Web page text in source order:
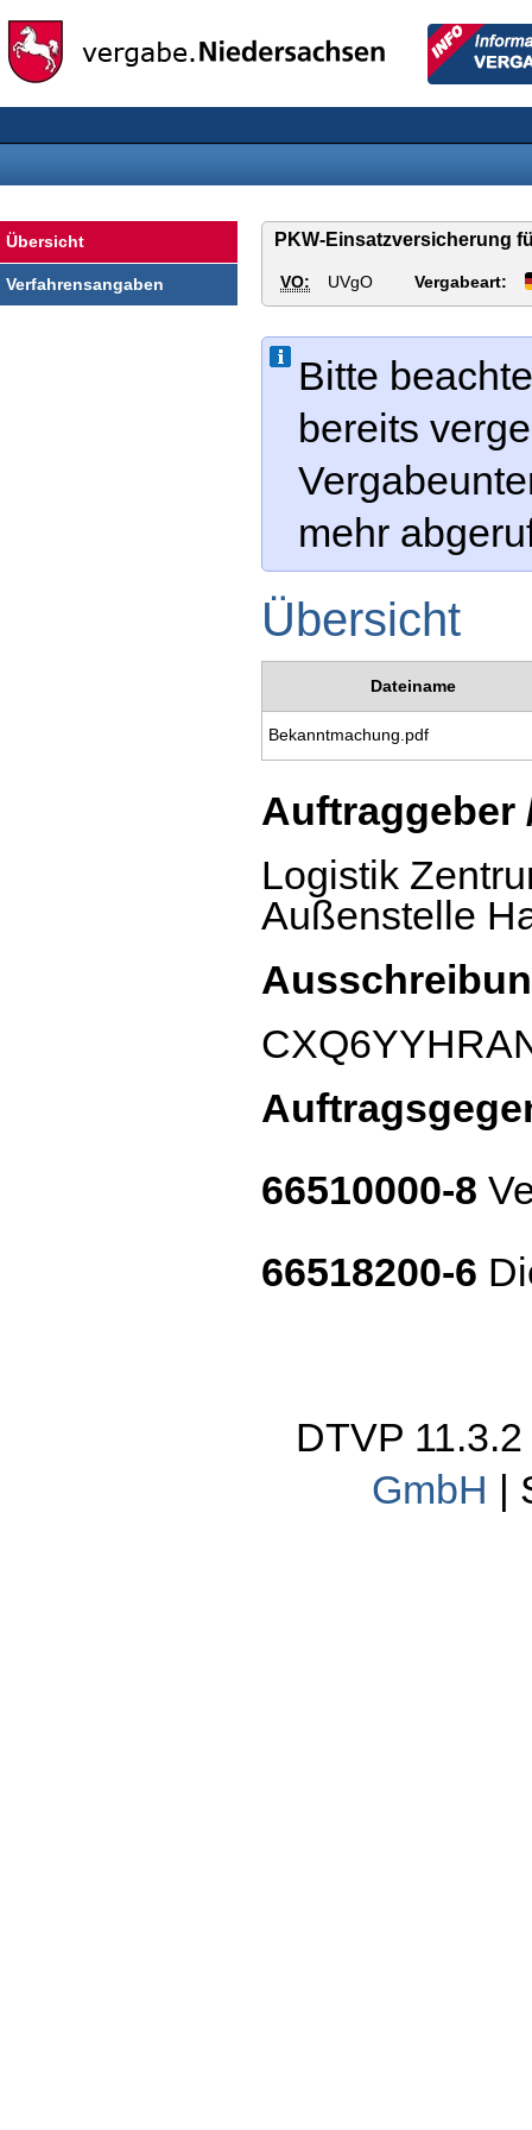
Vergabe
Niedersachsen
Informationen
für
Übersicht
Verfahrensangaben
PKW-Einsatzversicherung
VO: UVgO Vergabeart:
Bitte
bereits
mehr
Übersicht
Dateiname
Bekanntmachung.pdf
Auftraggeber
Logistik
Außenstelle
66510000-8
66518200-6
DTVP 11.3.2
GmbH |